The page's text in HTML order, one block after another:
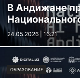
В Андижане
24.05.2026 | 16:21
ОБРАЗОВАНИЕ